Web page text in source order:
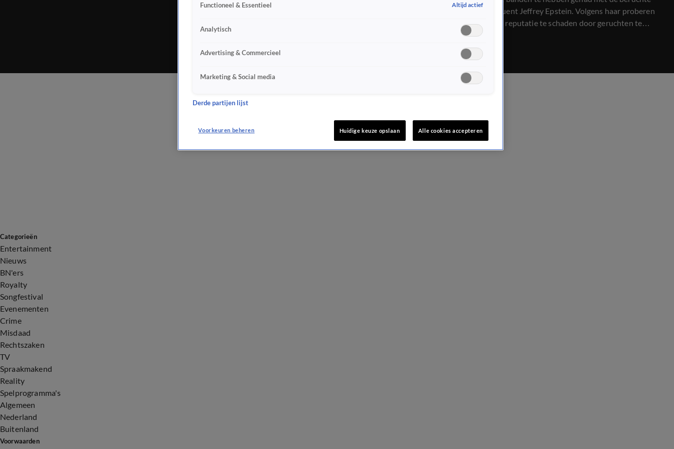
zedendelinquent Jeffrey Epstein. Volgens haar proberen
mensen haar reputatie te schaden door geruchten te
verspreiden over haar relatie met de overleden zakenman.
Categorieën
Entertainment
Nieuws
BN'ers
Royalty
Songfestival
Evenementen
Crime
Misdaad
Rechtszaken
TV
Spraakmakend
Reality
Spelprogramma's
Algemeen
Nederland
Buitenland
Voorwaarden
Functioneel & Essentieel Altijd actief
Analytisch
Advertising & Commercieel
Marketing & Social media
Derde partijen lijst
Voorkeuren beheren Huidige keuze opslaan Alle cookies accepteren